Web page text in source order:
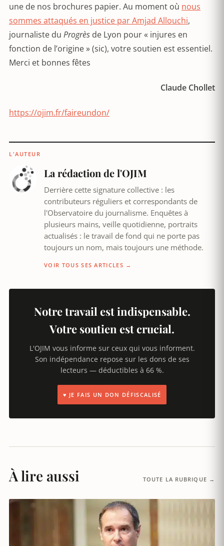
une de nos brochures papier. Au moment où nous
sommes attaqués en justice par Amjad Allouchi,
journaliste du Progrès de Lyon pour « injures en
fonction de l’origine » (sic), votre soutien est essentiel.
Merci et bonnes fêtes
Claude Chollet
https://ojim.fr/faireundon/
L'AUTEUR
La rédaction de l'OJIM
Derrière cette signature collective : les
contributeurs réguliers et correspondants de
l'Observatoire du journalisme. Enquêtes à
plusieurs mains, veille quotidienne, portraits
actualisés : le travail de fond qui ne porte pas
toujours un nom, mais toujours une méthode.
VOIR TOUS SES ARTICLES →
Notre travail est indispensable.
Votre soutien est crucial.
L'OJIM vous informe sur ceux qui vous informent.
Son indépendance repose sur les dons de ses
lecteurs — déductibles à 66 %.
♥ JE FAIS UN DON DÉFISCALISÉ
À lire aussi TOUTE LA RUBRIQUE →